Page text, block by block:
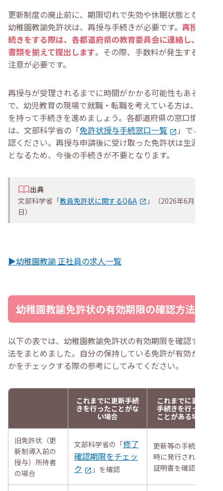
更新制度の廃止前に、期限切れで失効や休眠状態となった
幼稚園教諭免許状は、再授与手続きが必要です。 再授与手
続きをする際は、各都道府県の教育委員会に連絡し、申請
書類を揃えて提出します。その際、手数料が発生する点に
注意が必要です。
再授与が受理されるまでに時間がかかる可能性もあるの
で、幼児教育の現場で就職・転職を考えている方は、余裕
を持って手続きを進めましょう。各都道府県の窓口情報
は、文部科学省の「免許状授与手続窓口一覧
」でご確
認ください。再授与申請後に受け取った免許状は生涯有効
となるため、今後の手続きが不要となります。
出典
文部科学省「教員免許状に関するQ&A
」（2026年6月29
日）
▶幼稚園教諭 正社員の求人一覧
幼稚園教諭免許状の有効期限の確認方法
以下の表では、幼稚園教諭免許状の有効期限を確認する方
法をまとめました。自分の保持している免許が有効かどう
かをチェックする際の参考にしてみてください。
これまでに更新手続
きを行ったことがな
い場合
これまでに更新
手続きを行った
ことがある場合
旧免許状（更
新制導入前の
授与）所持者
の場合
文部科学省の「修了
確認期限をチェッ
ク
」を確認
更新等の手続き
時に発行された
証明書を確認